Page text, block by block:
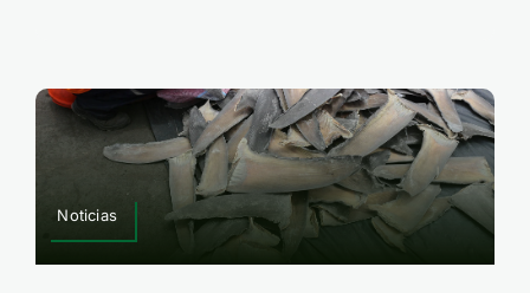
Noticias